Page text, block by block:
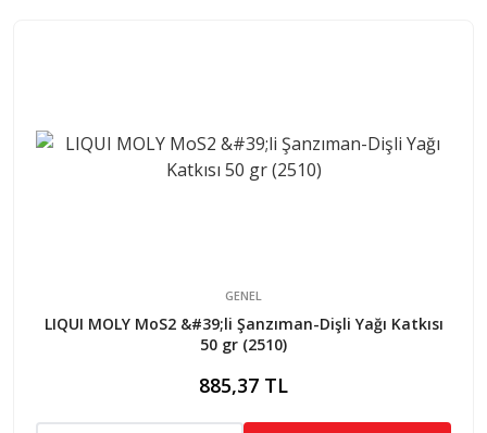
GENEL
LIQUI MOLY MoS2 &#39;li Şanzıman-Dişli Yağı Katkısı
50 gr (2510)
885,37 TL